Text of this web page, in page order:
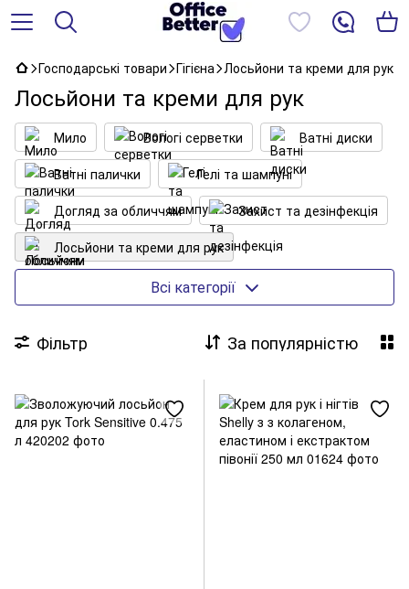
Господарські товари Гігієна Лосьйони та креми для рук
Лосьйони та креми для рук
Мило Вологі серветки
Ватні диски
Ватні палички
Гелі та шампуні
Догляд за обличчям
Захист та дезінфекція
Лосьйони та креми для рук
Ополіскувачі ротової порожнини
Всі категорії
Фільтр За популярністю